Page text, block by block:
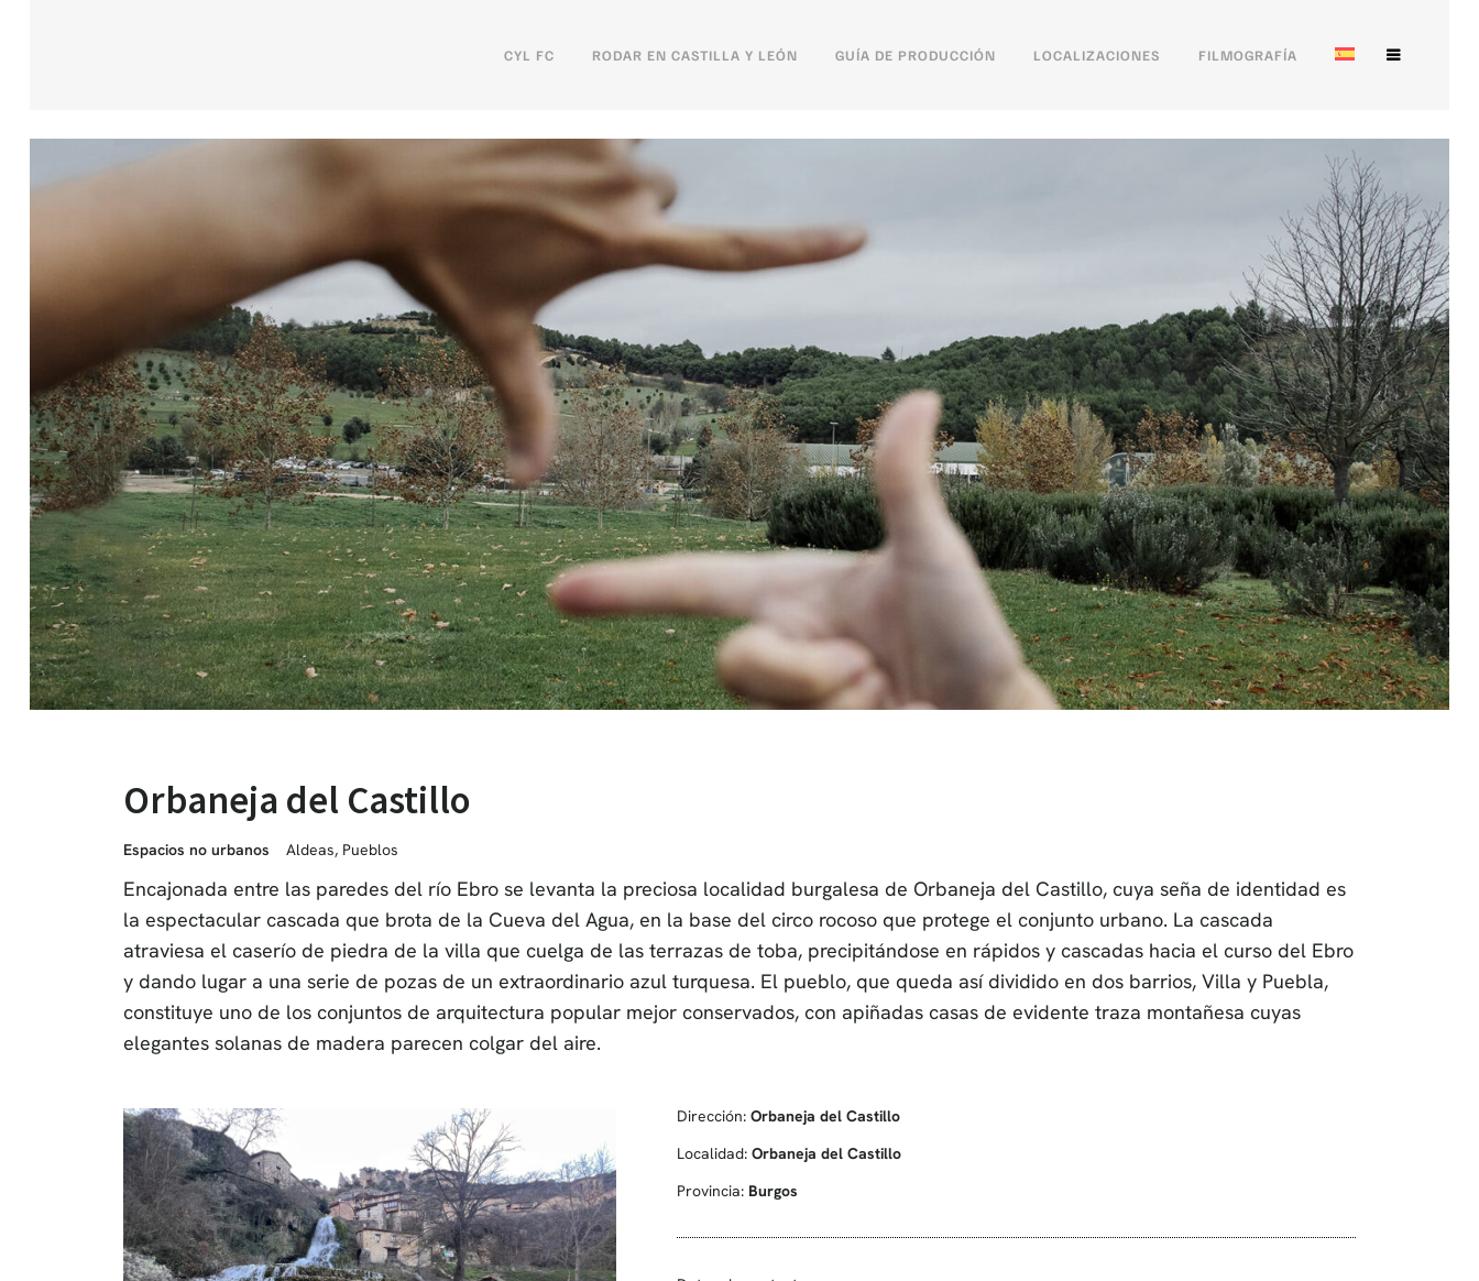
CYL FC RODAR EN CASTILLA Y LEÓN GUÍA DE PRODUCCIÓN LOCALIZACIONES FILMOGRAFÍA
Orbaneja del Castillo
Espacios no urbanos Aldeas, Pueblos
Encajonada entre las paredes del río Ebro se levanta la preciosa localidad burgalesa de Orbaneja del Castillo, cuya seña de identidad es
la espectacular cascada que brota de la Cueva del Agua, en la base del circo rocoso que protege el conjunto urbano. La cascada
atraviesa el caserío de piedra de la villa que cuelga de las terrazas de toba, precipitándose en rápidos y cascadas hacia el curso del Ebro
y dando lugar a una serie de pozas de un extraordinario azul turquesa. El pueblo, que queda así dividido en dos barrios, Villa y Puebla,
constituye uno de los conjuntos de arquitectura popular mejor conservados, con apiñadas casas de evidente traza montañesa cuyas
elegantes solanas de madera parecen colgar del aire.
Dirección: Orbaneja del Castillo
Localidad: Orbaneja del Castillo
Provincia: Burgos